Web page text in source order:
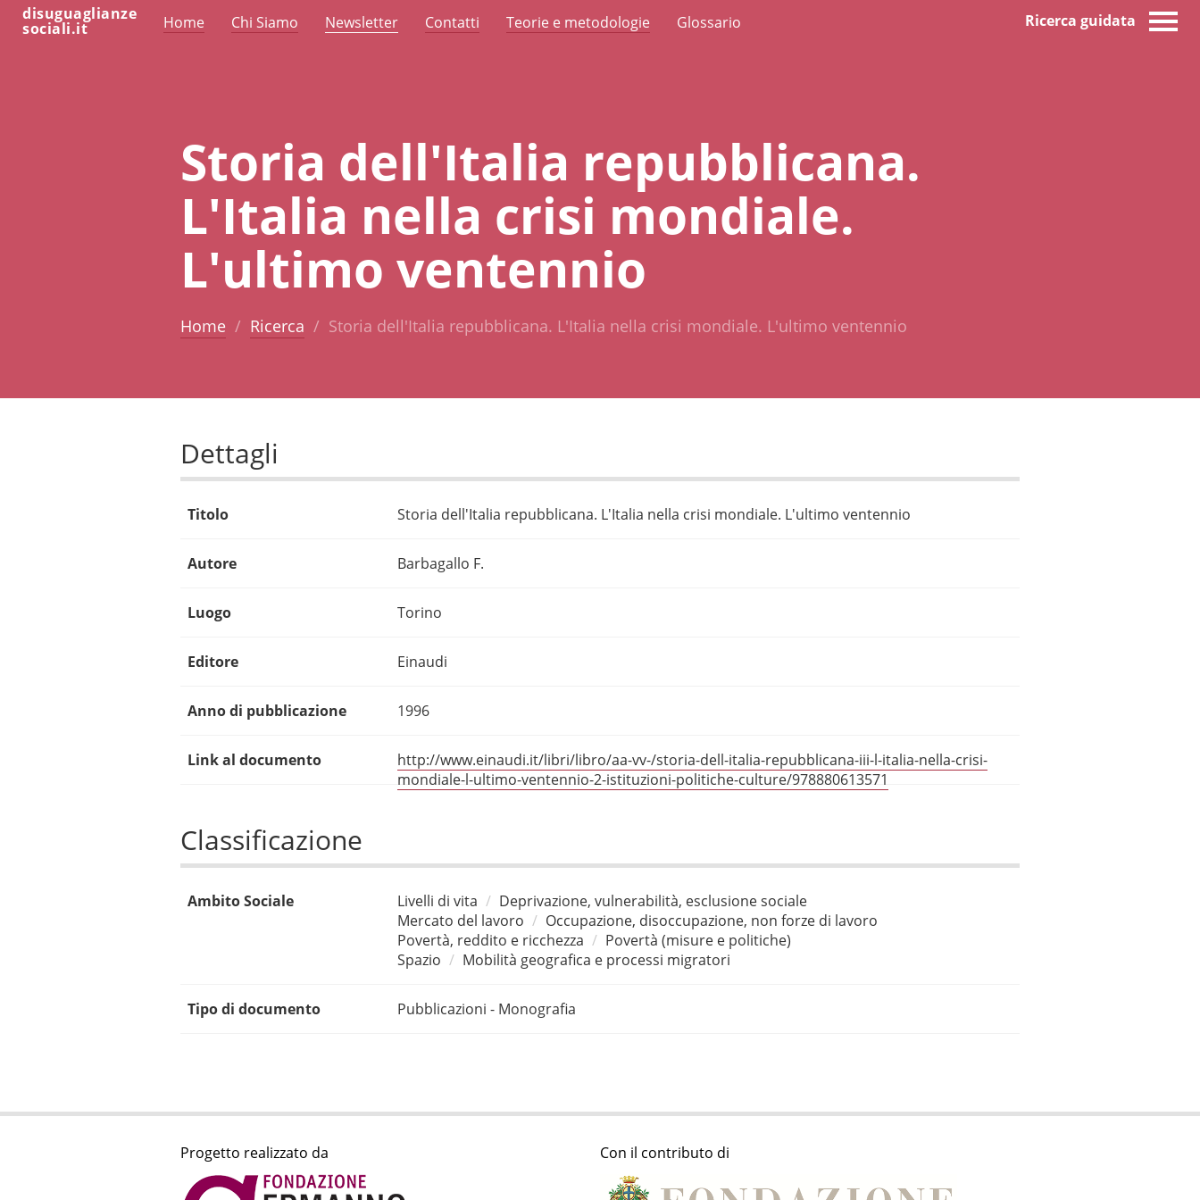
disuguaglianze
sociali.it Home Chi Siamo Newsletter Contatti Teorie e metodologie Glossario Ricerca guidata
Storia dell'Italia repubblicana.
L'Italia nella crisi mondiale.
L'ultimo ventennio
Home Ricerca Storia dell'Italia repubblicana. L'Italia nella crisi mondiale. L'ultimo ventennio
Dettagli
Titolo Storia dell'Italia repubblicana. L'Italia nella crisi mondiale. L'ultimo ventennio
Autore Barbagallo F.
Luogo Torino
Editore Einaudi
Anno di pubblicazione 1996
Link al documento
http://www.einaudi.it/libri/libro/aa-vv-/storia-dell-italia-repubblicana-iii-l-italia-nella-crisi-
mondiale-l-ultimo-ventennio-2-istituzioni-politiche-culture/978880613571
Classificazione
Ambito Sociale Livelli di vita
Deprivazione, vulnerabilità, esclusione sociale
Mercato del lavoro
Occupazione, disoccupazione, non forze di lavoro
Povertà, reddito e ricchezza
Povertà (misure e politiche)
Spazio
Mobilità geografica e processi migratori
Tipo di documento Pubblicazioni - Monografia
Progetto realizzato da Con il contributo di